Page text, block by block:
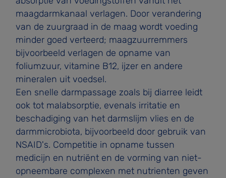
maagdarmkanaal verlagen. Door verandering
van de zuurgraad in de maag wordt voeding
minder goed verteerd; maagzuurremmers
bijvoorbeeld verlagen de opname van
foliumzuur, vitamine B12, ijzer en andere
mineralen uit voedsel.
Een snelle darmpassage zoals bij diarree leidt
ook tot malab­sorptie, evenals irritatie en
beschadiging van het darmslijm­ vlies en de
darmmicrobiota, bijvoorbeeld door gebruik van
NSAID's. Competitie in opname tussen
medicijn en nutriënt en de vorming van niet-
opneembare complexen met nutri­enten geven